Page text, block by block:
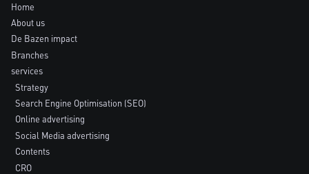
Home
About us
De Bazen impact
Branches
services
Strategy
Search Engine Optimisation (SEO)
Online advertising
Social Media advertising
Contents
CRO